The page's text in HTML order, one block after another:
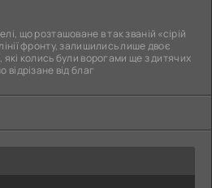
що розташоване в так званій «сірій
фронту, залишились лише двоє
які колись були ворогами ще з дитячих
відрізане від благ